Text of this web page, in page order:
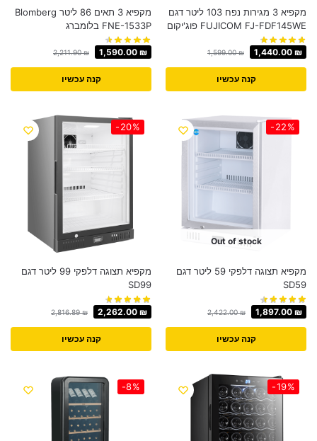
מקפיא 3 מגירות נפח 103 ליטר דגם
FUJICOM FJ-FDF145WE פוג'יקום
1,599.00₪ 1,440.00 ₪
קנה עכשיו
מקפיא 3 תאים 86 ליטר Blomberg
FNE-1533P בלומברג
2,211.90₪ 1,590.00 ₪
קנה עכשיו
-22%
Out of stock
מקפיא תצוגה דלפקי 59 ליטר דגם
SD59
2,422.00₪ 1,897.00 ₪
קנה עכשיו
-20%
מקפיא תצוגה דלפקי 99 ליטר דגם
SD99
2,816.89₪ 2,262.00 ₪
קנה עכשיו
-19%
-8%